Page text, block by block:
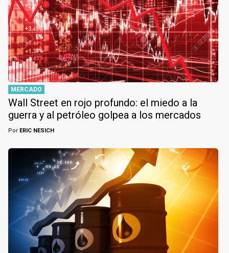
MERCADO
Wall Street en rojo profundo: el miedo a la
guerra y al petróleo golpea a los mercados
Por ERIC NESICH